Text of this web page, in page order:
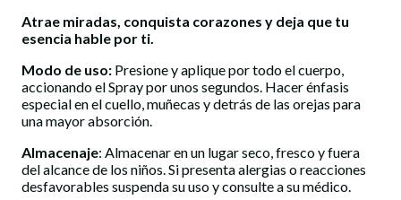
Atrae miradas, conquista corazones y deja que tu
esencia hable por ti.
Modo de uso: Presione y aplique por todo el cuerpo,
accionando el Spray por unos segundos. Hacer énfasis
especial en el cuello, muñecas y detrás de las orejas para
una mayor absorción.
Almacenaje: Almacenar en un lugar seco, fresco y fuera
del alcance de los niños. Si presenta alergias o reacciones
desfavorables suspenda su uso y consulte a su médico.